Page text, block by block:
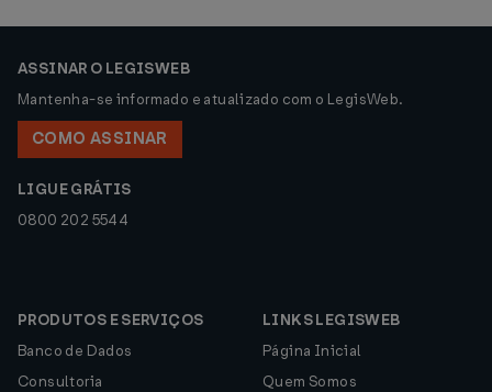
ASSINAR O LEGISWEB
Mantenha-se informado e atualizado com o LegisWeb.
COMO ASSINAR
LIGUE GRÁTIS
0800 202 5544
PRODUTOS E SERVIÇOS
Banco de Dados
Consultoria
LINKS LEGISWEB
Página Inicial
Quem Somos